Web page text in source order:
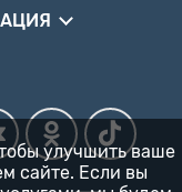
улучшить ваше
сайте. Если вы